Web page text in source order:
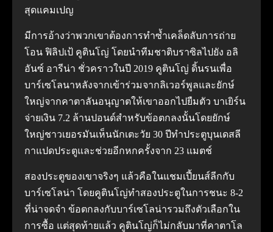
สุดแคมเปญ
มีการอ้างว่าพวกเขาต้องการทำซ้ำเคล็ดลับการถ่าย
โอน ฟิลิปเป้ คูตินโญ่ โดยนำทีมชาติบราซิลไปยัง อลิ
อันซ์ อารีน่า ชั่วคราวในปี 2019 คูตินโญ่ ดิ้นรนเพื่อ
บาร์เซโลนาหลังจากเข้าร่วมจากลิเวอร์พูลและยักษ์
ใหญ่จากคาตาลันอนุญาตให้เขาออกไปยืมตัว บาเยิร์น
จ่ายเงิน 7.2 ล้านปอนด์สำหรับข้อตกลงนั้นโดยยักษ์
ใหญ่ชาวเยอรมันเห็นนักเตะวัย 30 ปีทำประตูบุนเดสลี
กาแปดประตูและช่วยอีกหกครั้งจาก 23 แมตช์
สองประตูของเขาจริงๆ แล้วคือในแชมเปี้ยนส์ลีกกับ
บาร์เซโลน่า โดยคูตินโญ่ทำสองประตูในการชนะ 8-2
ที่น่าจดจำ ข้อตกลงกับบาร์เซโลน่ารวมถึงตัวเลือกใน
การซื้อ แต่สุดท้ายแล้ว คูตินโญ่ก็ไม่กลับมาที่คาตาโล